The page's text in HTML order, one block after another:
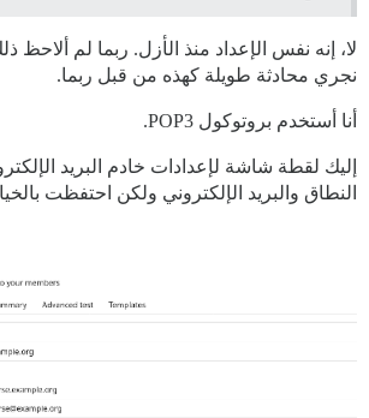
لا، إنه نفس الإعداد منذ الأزل. ربما لم ألاحظ
نجري محادثة طويلة كهذه من قبل ربما.
أنا أستخدم بروتوكول POP3.
إليك لقطة شاشة لإعدادات خادم البريد
النطاق والبريد الإلكتروني ولكن احتفظت